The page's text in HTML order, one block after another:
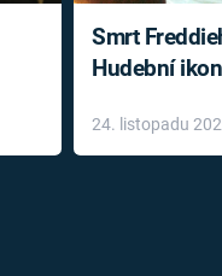
Smrt
Hudební
léky
24. listopadu